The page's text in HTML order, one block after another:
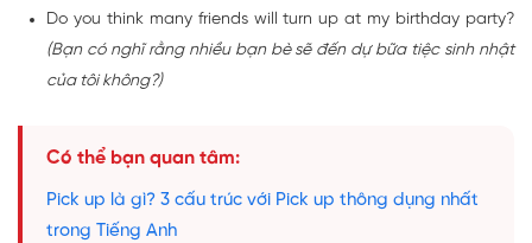
Do you think many friends will turn up at my birthday party?
(Bạn có nghĩ rằng nhiều bạn bè sẽ đến dự bữa tiệc sinh nhật
của tôi không?)
Có thể bạn quan tâm:
Pick up là gì? 3 cấu trúc với Pick up thông dụng nhất
trong Tiếng Anh